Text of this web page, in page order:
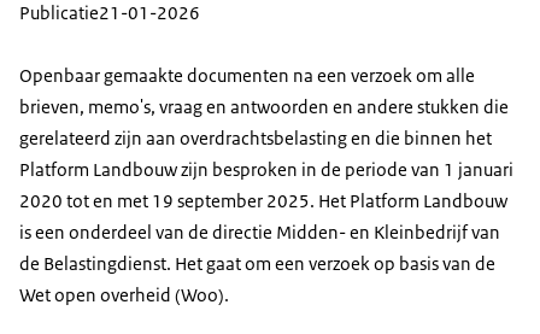
Publicatie21-01-2026
Openbaar gemaakte documenten na een verzoek om alle
brieven, memo's, vraag en antwoorden en andere stukken die
gerelateerd zijn aan overdrachtsbelasting en die binnen het
Platform Landbouw zijn besproken in de periode van 1 januari
2020 tot en met 19 september 2025. Het Platform Landbouw
is een onderdeel van de directie Midden- en Kleinbedrijf van
de Belastingdienst. Het gaat om een verzoek op basis van de
Wet open overheid (Woo).